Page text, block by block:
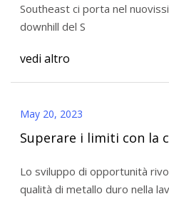
Southeast ci porta nel
downhill del S
vedi altro
May 20, 2023
Superare i limiti con la
Lo sviluppo di opportunità
qualità di metallo duro nella